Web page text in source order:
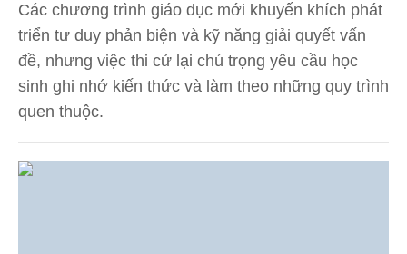
Các chương trình giáo dục mới khuyến khích phát
triển tư duy phản biện và kỹ năng giải quyết vấn
đề, nhưng việc thi cử lại chú trọng yêu cầu học
sinh ghi nhớ kiến thức và làm theo những quy trình
quen thuộc.